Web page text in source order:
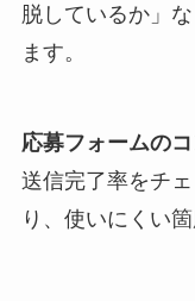
脱しているか」
ます。
応募フォームの
送信完了率をチ
り、使いにくい